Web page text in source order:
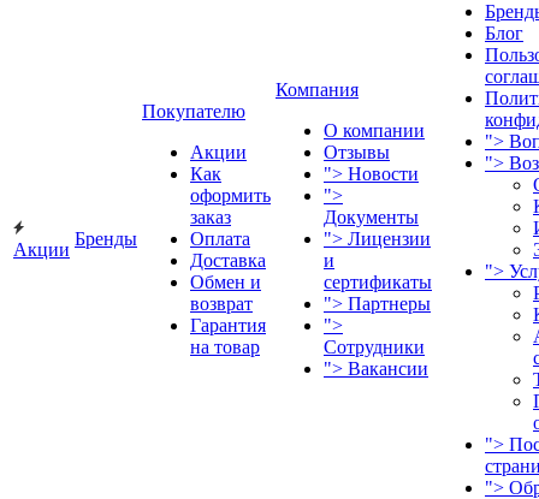
Акции
Бренды
Покупателю
Акции
Как
оформить
заказ
Оплата
Доставка
Обмен и
возврат
Гарантия
на товар
Компания
О компании
Отзывы
"> Новости
">
Документы
"> Лицензии
и
сертификаты
"> Партнеры
">
Сотрудники
"> Вакансии
Блог
">
">
">
">
">